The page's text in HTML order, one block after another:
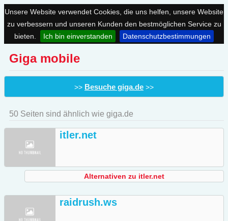
Unsere Website verwendet Cookies, die uns helfen, unsere Website
zu verbessern und unseren Kunden den bestmöglichen Service zu
bieten.
Ich bin einverstanden Datenschutzbestimmungen
Giga mobile
>> Besuche giga.de >>
50 Seiten sind ähnlich wie giga.de
itler.net
Alternativen zu itler.net
raidrush.ws